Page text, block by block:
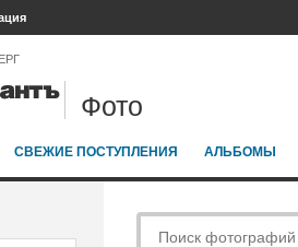
Фото
СВЕЖИЕ ПОСТУПЛЕНИЯ АЛЬБОМЫ